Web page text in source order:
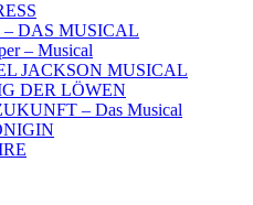
DAS MUSICAL
– Musical
JACKSON MUSICAL
DER LÖWEN
– Das Musical